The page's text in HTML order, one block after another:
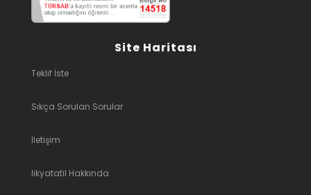
Site Haritası
Teklif İste
Sıkça Sorulan Sorular
İletişim
likyatatil Hakkında